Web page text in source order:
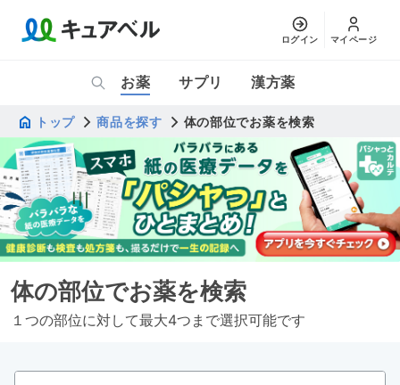
ログイン マイページ
お薬 サプリ 漢方薬
トップ 商品を探す 体の部位でお薬を検索
体の部位でお薬を検索
１つの部位に対して最大4つまで選択可能です